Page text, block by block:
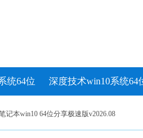
统64位 深度技术win10系统64
记本win10 64位分享极速版v2026.08